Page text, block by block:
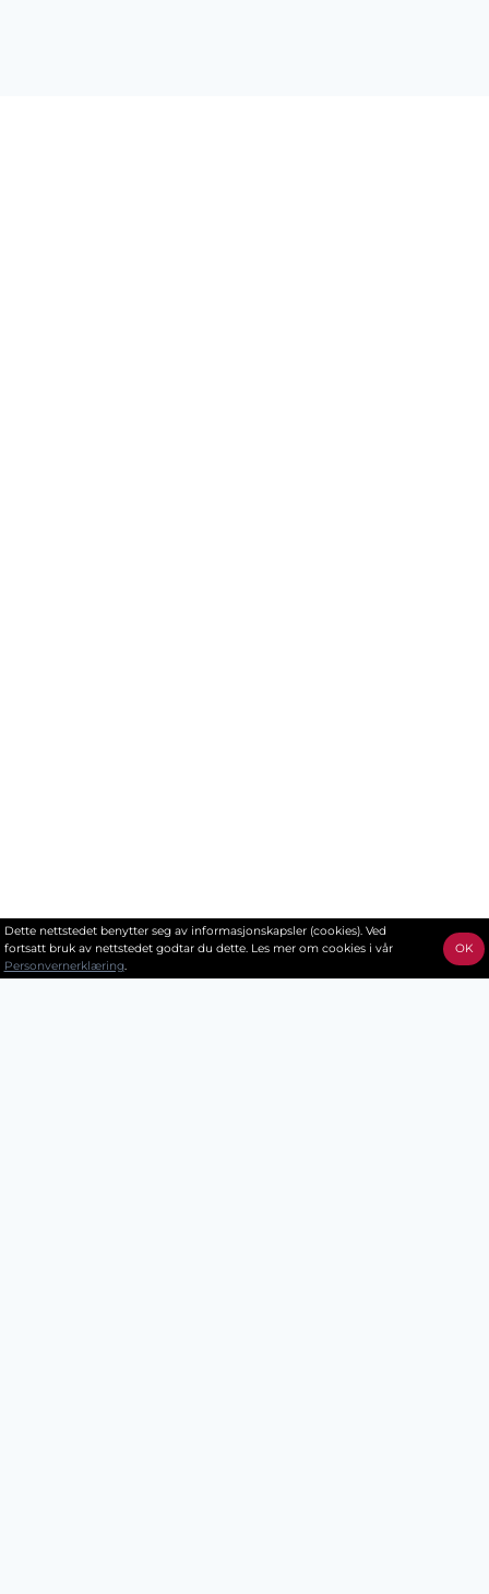
Dette nettstedet benytter seg av informasjonskapsler (cookies). Ved
fortsatt bruk av nettstedet godtar du dette. Les mer om cookies i vår
Personvernerklæring.
OK